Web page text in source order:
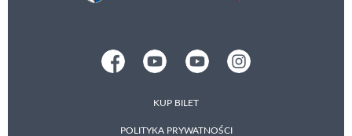
KUP BILET
POLITYKA PRYWATNOŚCI